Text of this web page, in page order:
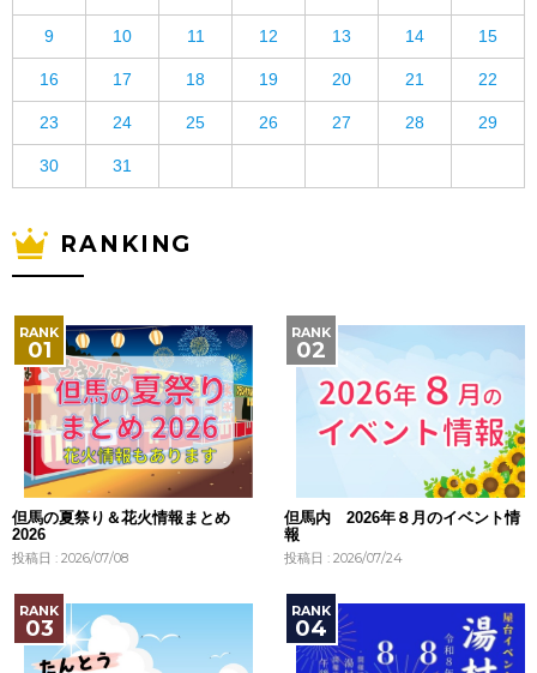
9 10 11 12 13 14 15
16 17 18 19 20 21 22
23 24 25 26 27 28 29
30 31
RANKING
但馬の夏祭り＆花火情報まとめ
2026
投稿日 : 2026/07/08
但馬内 2026年８月のイベント情
報
投稿日 : 2026/07/24